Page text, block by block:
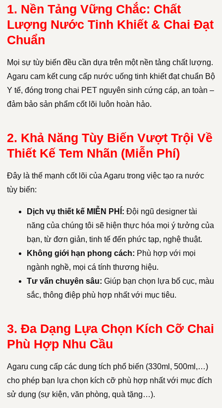
1. Nền Tảng Vững Chắc: Chất
Lượng Nước Tinh Khiết & Chai Đạt
Chuẩn
Mọi sự tùy biến đều cần dựa trên một nền tảng chất lượng.
Agaru cam kết cung cấp nước uống tinh khiết đạt chuẩn Bộ
Y tế, đóng trong chai PET nguyên sinh cứng cáp, an toàn –
đảm bảo sản phẩm cốt lõi luôn hoàn hảo.
2. Khả Năng Tùy Biến Vượt Trội Về
Thiết Kế Tem Nhãn (Miễn Phí)
Đây là thế mạnh cốt lõi của Agaru trong việc tạo ra nước
tùy biến:
Dịch vụ thiết kế MIỄN PHÍ: Đội ngũ designer tài
năng của chúng tôi sẽ hiện thực hóa mọi ý tưởng của
bạn, từ đơn giản, tinh tế đến phức tạp, nghệ thuật.
Không giới hạn phong cách: Phù hợp với mọi
ngành nghề, mọi cá tính thương hiệu.
Tư vấn chuyên sâu: Giúp bạn chọn lựa bố cục, màu
sắc, thông điệp phù hợp nhất với mục tiêu.
3. Đa Dạng Lựa Chọn Kích Cỡ Chai
Phù Hợp Nhu Cầu
Agaru cung cấp các dung tích phổ biến (330ml, 500ml,…)
cho phép bạn lựa chọn kích cỡ phù hợp nhất với mục đích
sử dụng (sự kiện, văn phòng, quà tặng…).